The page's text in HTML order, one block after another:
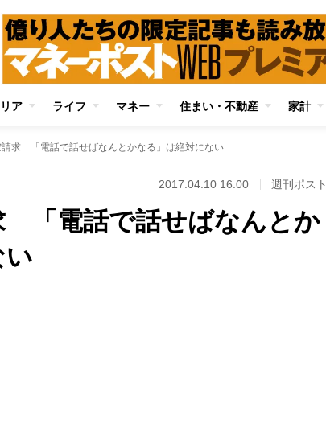
ア ライフ マネー 住まい・不動産 家計
請求 「電話で話せばなんとかなる」は絶対にない
2017.04.10 16:00 週刊ポスト
「電話で話せばなんとか
い